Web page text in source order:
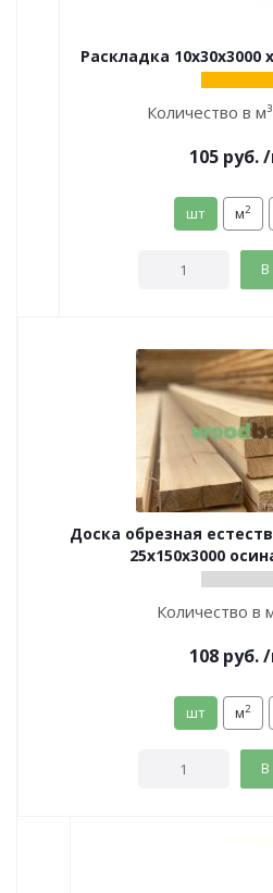
Раскладка 10х30х3000
Количество в
105 руб.
шт м2
Доска обрезная
25х150х3000
Количество в
108 руб.
шт м2